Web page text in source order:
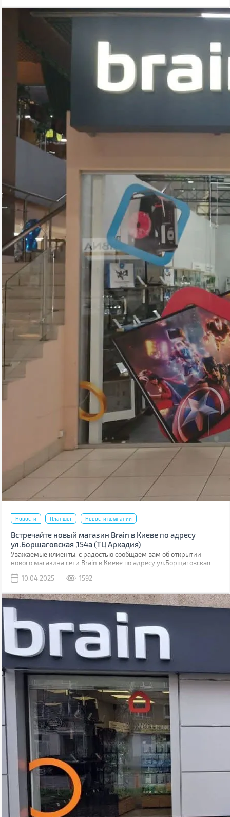
Новости Планшет Новости компании
Встречайте новый магазин Brain в Киеве по адресу
ул.Борщаговская ,154а (ТЦ Аркадия)
Уважаемые клиенты, с радостью сообщаем вам об открытии
нового магазина сети Brain в Киеве по адресу ул.Борщаговская
10.04.2025
1592